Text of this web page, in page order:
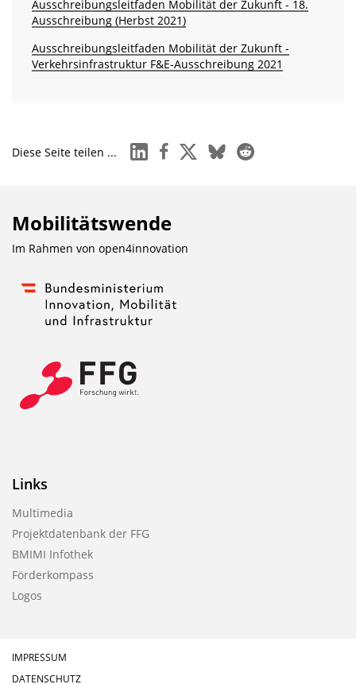
Ausschreibungsleitfaden Mobilität der Zukunft - 18.
Ausschreibung (Herbst 2021)
Ausschreibungsleitfaden Mobilität der Zukunft -
Verkehrsinfrastruktur F&E-Ausschreibung 2021
Diese Seite teilen ... linkedinfacebook
x blueskyreddit
Mobilitätswende
Im Rahmen von open4innovation
Links
Multimedia
Projektdatenbank der FFG
BMIMI Infothek
Förderkompass
Logos
IMPRESSUM
DATENSCHUTZ